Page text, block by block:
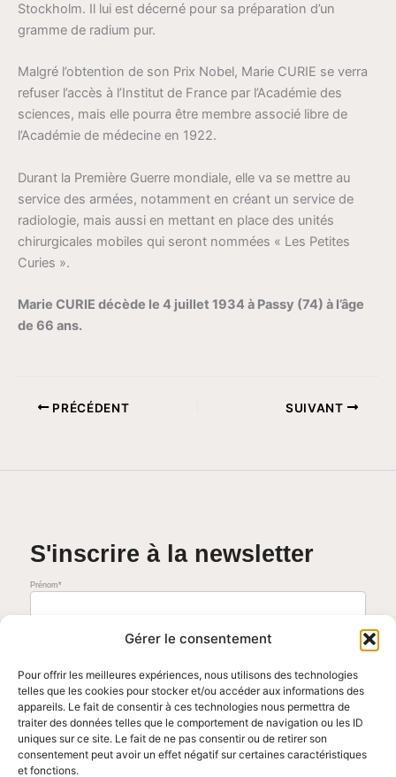
Gérer le consentement
Pour offrir les meilleures expériences, nous utilisons des technologies
telles que les cookies pour stocker et/ou accéder aux informations des
appareils. Le fait de consentir à ces technologies nous permettra de
traiter des données telles que le comportement de navigation ou les ID
uniques sur ce site. Le fait de ne pas consentir ou de retirer son
consentement peut avoir un effet négatif sur certaines caractéristiques
et fonctions.
Stockholm. Il lui est décerné pour sa préparation d’un
gramme de radium pur.
Malgré l’obtention de son Prix Nobel, Marie CURIE se verra
refuser l’accès à l’Institut de France par l’Académie des
sciences, mais elle pourra être membre associé libre de
l’Académie de médecine en 1922.
Durant la Première Guerre mondiale, elle va se mettre au
service des armées, notamment en créant un service de
radiologie, mais aussi en mettant en place des unités
chirurgicales mobiles qui seront nommées « Les Petites
Curies ».
Marie CURIE décède le 4 juillet 1934 à Passy (74) à l’âge
de 66 ans.
PRÉCÉDENT SUIVANT
S'inscrire à la newsletter
Prénom*
J'accepte de recevoir la newsletter mensuelle. Vous pouvez vous désinscrire à tout moment en cliquant sur le
Voir les conditions générales